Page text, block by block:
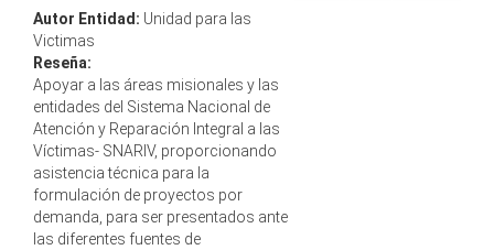
Autor Entidad: Unidad para las
Victimas
Reseña:
Apoyar a las áreas misionales y las
entidades del Sistema Nacional de
Atención y Reparación Integral a las
Víctimas- SNARIV, proporcionando
asistencia técnica para la
formulación de proyectos por
demanda, para ser presentados ante
las diferentes fuentes de